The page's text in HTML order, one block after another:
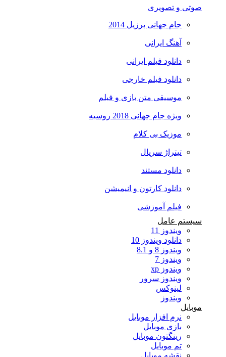
صوتی و تصویری
جام جهانی برزیل 2014
آهنگ ایرانی
دانلود فیلم ایرانی
دانلود فیلم خارجی
موسیقی متن بازی و فیلم
ویژه جام جهانی 2018 روسیه
موزیک بی کلام
تیتراژ سریال
دانلود مستند
دانلود کارتون و انیمیشن
فیلم آموزشی
سیستم عامل
ویندوز 11
دانلود ویندوز 10
ویندوز 8 و 8.1
ویندوز 7
ویندوز xp
ویندوز سرور
لینوکس
ویندوز
موبایل
نرم افزار موبایل
بازی موبایل
رینگتون موبایل
تم موبایل
نقشه موبایل